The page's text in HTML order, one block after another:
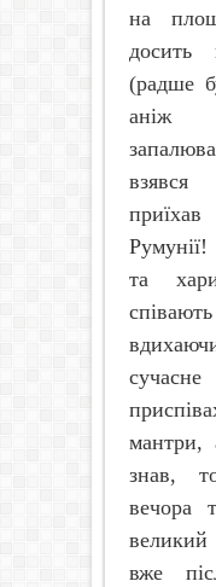
на
досить
(радше
аніж
взявся
та
мантри,
знав,
вечора
вже